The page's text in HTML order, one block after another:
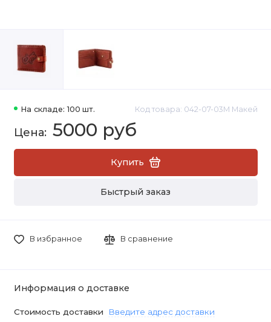
На складе: 100 шт. Код товара: 042-07-03М Макей
5000 руб
Купить
Быстрый заказ
В избранное В сравнение
Информация о доставке
Стоимость доставки Введите адрес доставки